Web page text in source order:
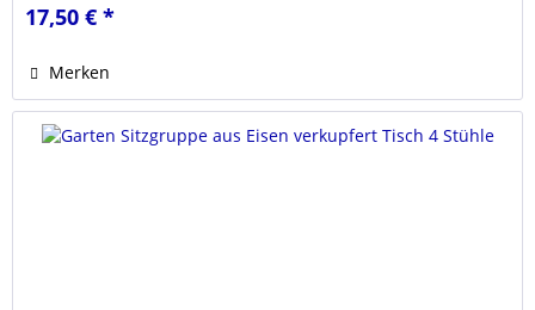
17,50 € *
Merken